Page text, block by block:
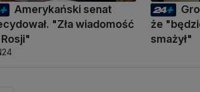
Amerykański senat
"Zła wiadomość
że
smażył"